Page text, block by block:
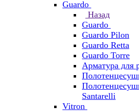
Guardo
Назад
Guardo
Guardo Pilon
Guardo Retta
Guardo Torre
Арматура для
Santarelli
Vitron